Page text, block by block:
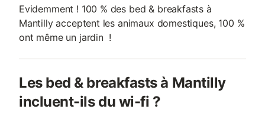
Evidemment ! 100 % des bed & breakfasts à
Mantilly acceptent les animaux domestiques, 100 %
ont même un jardin !
Les bed & breakfasts à Mantilly
incluent-ils du wi-fi ?